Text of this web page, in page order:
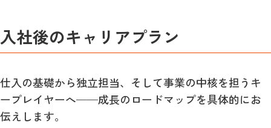
入社後のキャリアプラン
仕入の基礎から独立担当、そして事業の中核を担うキ
ープレイヤーへ——成長のロードマップを具体的にお
伝えします。